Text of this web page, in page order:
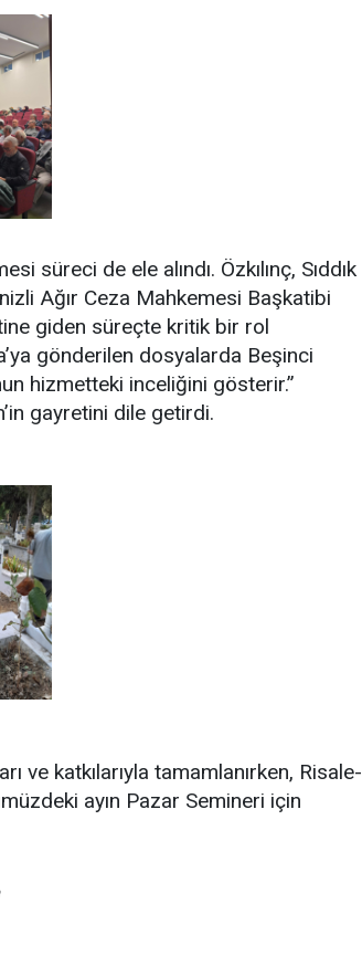
süreci de ele alındı. Özkılınç, Sıddık
Ağır Ceza Mahkemesi Başkatibi
giden süreçte kritik bir rol
gönderilen dosyalarda Beşinci
hizmetteki inceliğini gösterir.”
gayretini dile getirdi.
ve katkılarıyla tamamlanırken, Risale-
ayın Pazar Semineri için